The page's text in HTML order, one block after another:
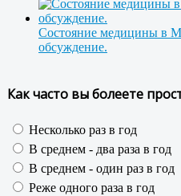
Состояние медицины в
обсуждение.
Как часто вы болеете
Несколько раз в год
В среднем - два раза в год
В среднем - один раз в год
Реже одного раза в год